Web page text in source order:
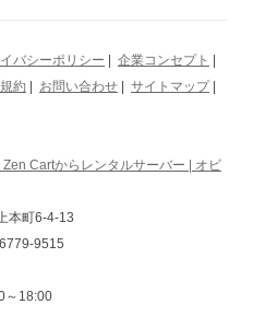
バシーポリシー 企業コンセプト
約 お問い合わせ サイトマップ|
Cartからレンタルサーバー | オビ
本町6-4-13
9515
～18:00